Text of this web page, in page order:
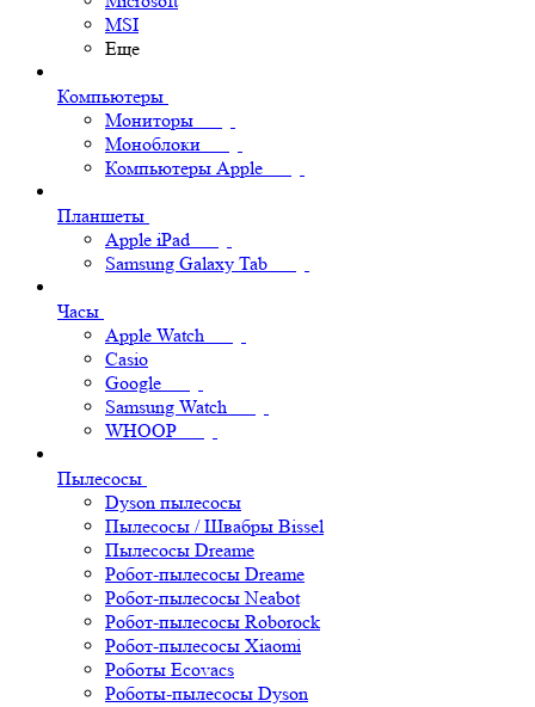
MSI
Еще
Компьютеры
Мониторы
Моноблоки
Компьютеры Apple
Планшеты
Apple iPad
Samsung Galaxy Tab
Часы
Apple Watch
Casio
Google
Samsung Watch
WHOOP
Пылесосы
Dyson пылесосы
Пылесосы / Швабры Bissel
Пылесосы Dreame
Робот-пылесосы Dreame
Робот-пылесосы Neabot
Робот-пылесосы Roborock
Робот-пылесосы Xiaomi
Роботы Ecovacs
Роботы-пылесосы Dyson